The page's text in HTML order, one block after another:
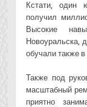
Кстати, один
получил
Высокие
Новоуральска,
обучали также
Также под
масштабный
приятно